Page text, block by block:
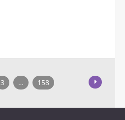
3 … 158